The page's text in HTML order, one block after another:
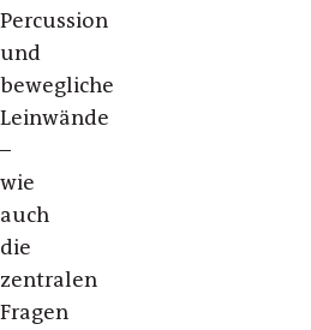
Percussion
und
bewegliche
Leinwände
–
wie
auch
die
zentralen
Fragen